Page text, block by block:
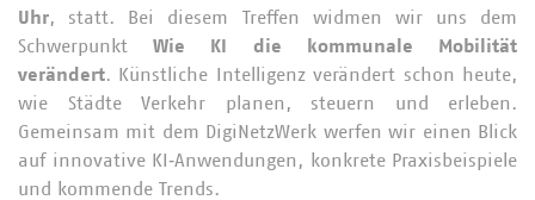
Uhr, statt. Bei diesem Treffen widmen wir uns dem
SchwerpunktWie KI die kommunale Mobilität
verändert. Künstliche Intelligenz verändert schon heute,
wie Städte Verkehr planen, steuern und erleben.
Gemeinsam mit dem DigiNetzWerk werfen wir einen Blick
auf innovative KI‑Anwendungen, konkrete Praxisbeispiele
und kommende Trends.